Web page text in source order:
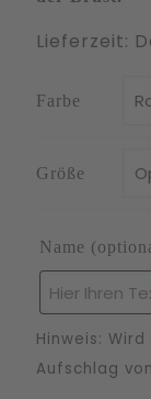
Lieferzeit:
Farbe
Größe
Name
Hinweis:
Aufschlag